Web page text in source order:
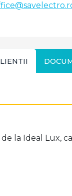
la Ideal Lux,